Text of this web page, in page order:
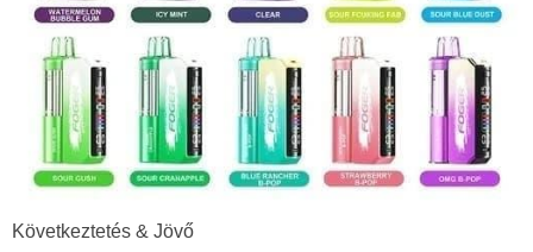
Következtetés & Jövő